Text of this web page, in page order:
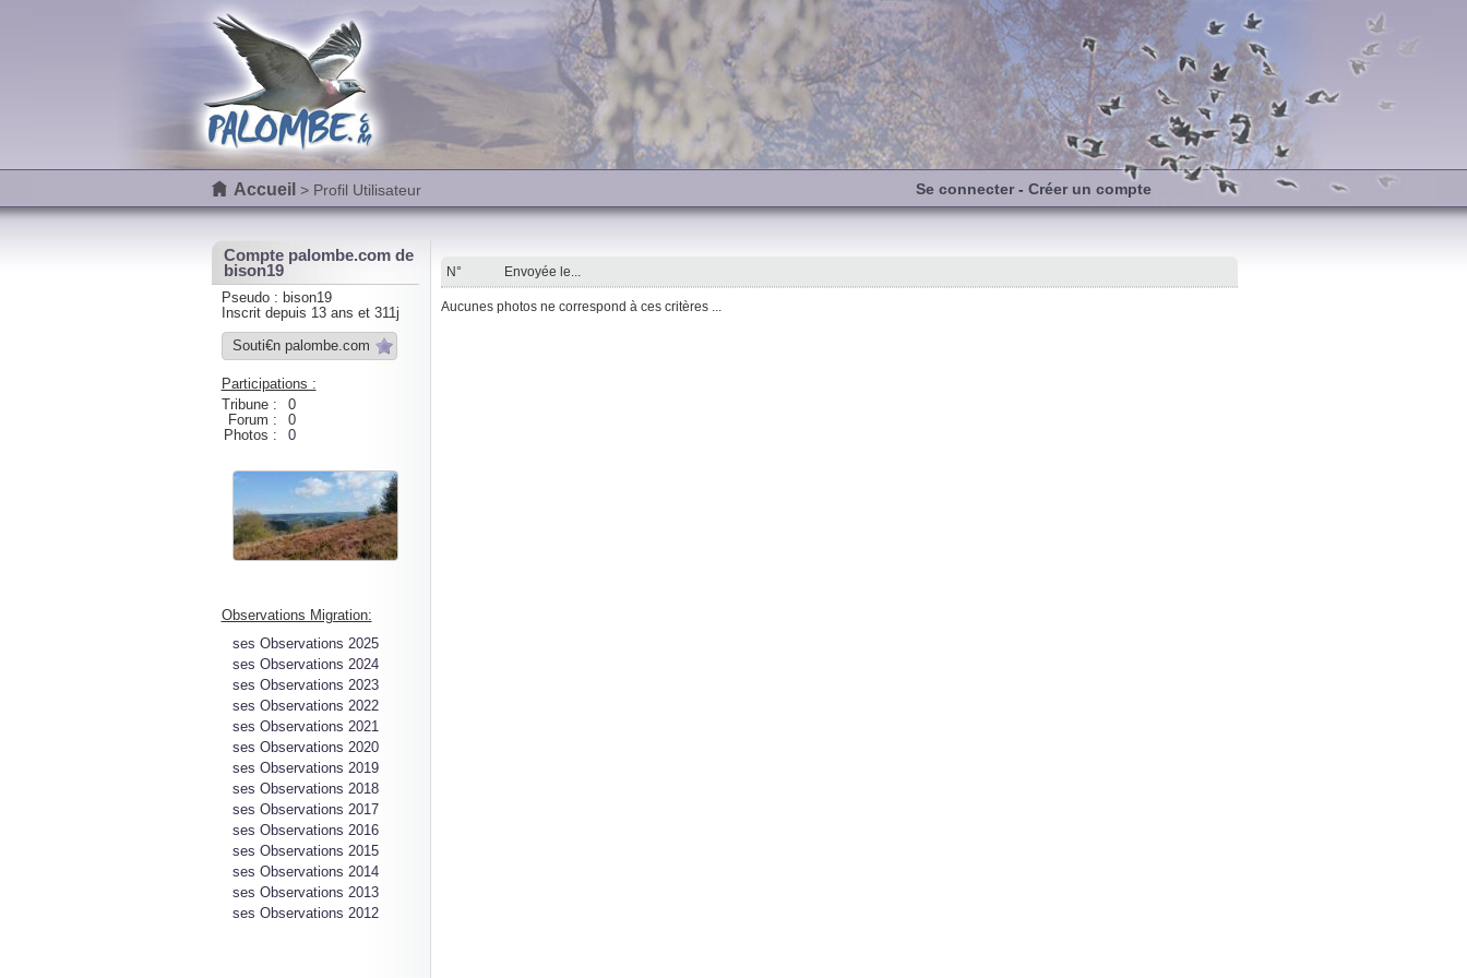
Accueil > Profil Utilisateur Se connecter- Créer un compte
Compte palombe.com de
bison19
Pseudo : bison19
Inscrit depuis 13 ans et 311j
Souti€n palombe.com
Participations :
Tribune :
0
Forum :
0
Photos :
0
Observations Migration:
ses Observations 2025
ses Observations 2024
ses Observations 2023
ses Observations 2022
ses Observations 2021
ses Observations 2020
ses Observations 2019
ses Observations 2018
ses Observations 2017
ses Observations 2016
ses Observations 2015
ses Observations 2014
ses Observations 2013
ses Observations 2012
N° Envoyée le...
Aucunes photos ne correspond à ces critères ...